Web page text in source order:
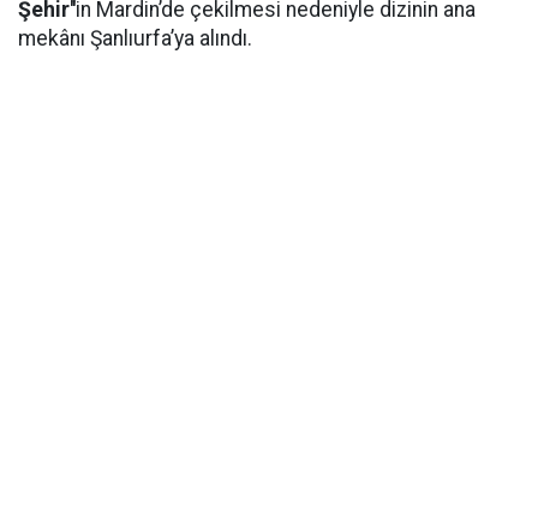
Şehir''in Mardin’de çekilmesi nedeniyle dizinin ana
mekânı Şanlıurfa’ya alındı.